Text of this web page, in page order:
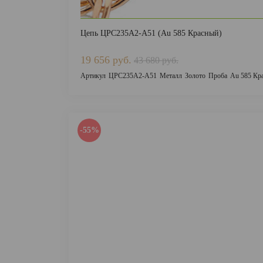
Цепь ЦРС235А2-А51 (Au 585 Красный)
19 656 руб. 43 680 руб.
Артикул ЦРС235А2-А51 Металл Золото Проба Au 585
-55%